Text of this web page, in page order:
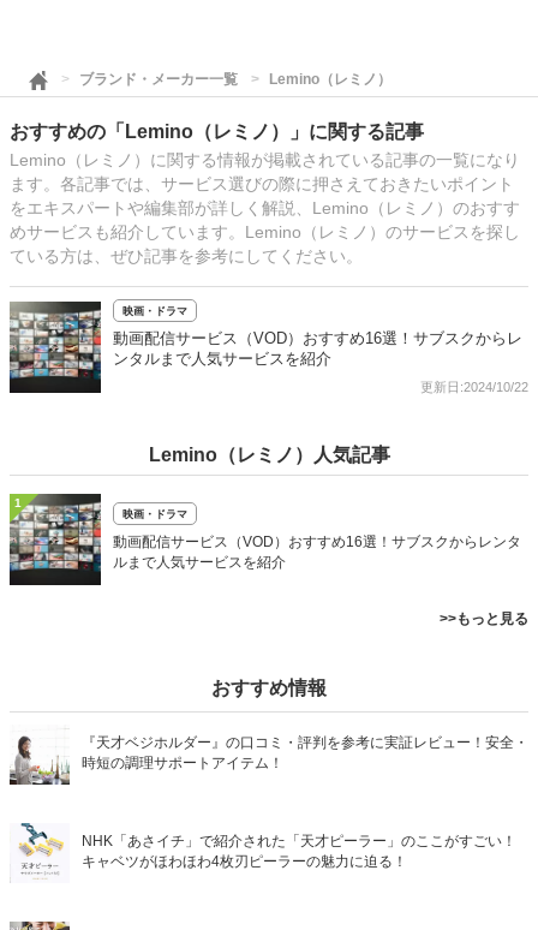
ブランド・メーカー一覧 Lemino（レミノ）
おすすめの「Lemino（レミノ）」に関する記事
Lemino（レミノ）に関する情報が掲載されている記事の一覧になり
ます。各記事では、サービス選びの際に押さえておきたいポイント
をエキスパートや編集部が詳しく解説、Lemino（レミノ）のおすす
めサービスも紹介しています。Lemino（レミノ）のサービスを探し
ている方は、ぜひ記事を参考にしてください。
映画・ドラマ
動画配信サービス（VOD）おすすめ16選！サブスクからレ
ンタルまで人気サービスを紹介
更新日:2024/10/22
Lemino（レミノ）人気記事
1
映画・ドラマ
動画配信サービス（VOD）おすすめ16選！サブスクからレンタ
ルまで人気サービスを紹介
>>もっと見る
おすすめ情報
『天才ベジホルダー』の口コミ・評判を参考に実証レビュー！安全・
時短の調理サポートアイテム！
NHK「あさイチ」で紹介された「天才ピーラー」のここがすごい！
キャベツがほわほわ4枚刃ピーラーの魅力に迫る！